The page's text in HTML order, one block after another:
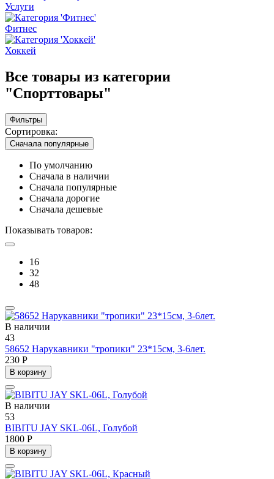
Услуги
Фитнес
Хоккей
Все товары из категории
"Спорттовары"
Фильтры
Сортировка:
Сначала популярные
По умолчанию
Сначала в наличии
Сначала популярные
Сначала дорогие
Сначала дешевые
Показывать товаров:
16
32
48
В наличии
43
58652 Нарукавники "тропики" 23*15см, 3-6лет.
230 Р
В корзину
В наличии
53
BIBITU JAY SKL-06L, Голубой
1800 Р
В корзину